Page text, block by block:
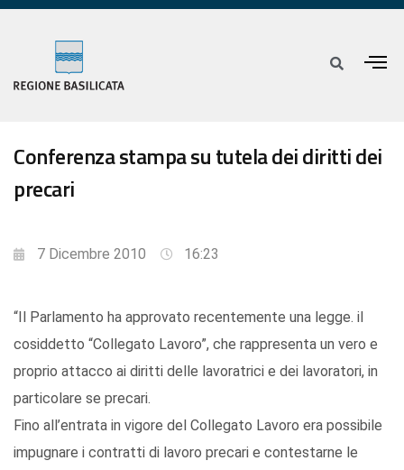
Conferenza stampa su tutela dei diritti dei
precari
7 Dicembre 2010 16:23
“Il Parlamento ha approvato recentemente una legge. il
cosiddetto “Collegato Lavoro”, che rappresenta un vero e
proprio attacco ai diritti delle lavoratrici e dei lavoratori, in
particolare se precari.
Fino all’entrata in vigore del Collegato Lavoro era possibile
impugnare i contratti di lavoro precari e contestarne le